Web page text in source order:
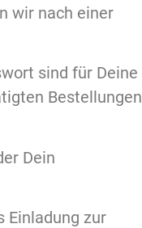
wir nach einer
sind für Deine
Bestellungen
Dein
Einladung zur